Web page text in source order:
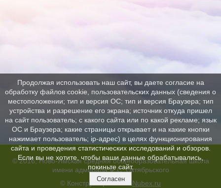
© 2016, Ново-Ямская средняя общеобразовательная школа
имени адмирала Ф.С. Октябрьского
© Конструктор сайтов Nubex.ru
Продолжая использовать наш сайт, вы даете согласие на
обработку файлов cookie, пользовательских данных (сведения о
местоположении; тип и версия ОС; тип и версия Браузера; тип
устройства и разрешение его экрана; источник откуда пришел
на сайт пользователь; с какого сайта или по какой рекламе; язык
ОС и Браузера; какие страницы открывает и на какие кнопки
нажимает пользователь; ip-адрес) в целях функционирования
сайта и проведения статистических исследований и обзоров.
Если вы не хотите, чтобы ваши данные обрабатывались,
покиньте сайт.
Согласен